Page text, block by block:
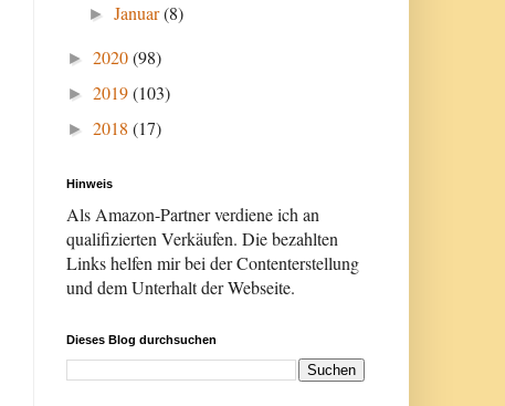
►Januar(8)
► 2020(98)
► 2019(103)
► 2018 (17)
Hinweis
Als Amazon-Partner verdiene ich an
qualifizierten Verkäufen. Die bezahlten
Links helfen mir bei der Contenterstellung
und dem Unterhalt der Webseite.
Dieses Blog durchsuchen